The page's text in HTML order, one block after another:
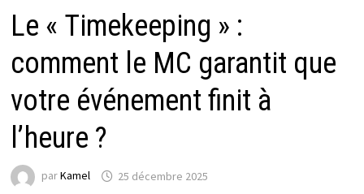
Le « Timekeeping » :
comment le MC garantit que
votre événement finit à
l’heure ?
parKamel 25 décembre 2025